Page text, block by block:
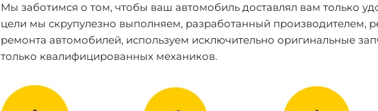
Мы заботимся о том, чтобы ваш автомобиль доставлял вам только
цели мы скрупулезно выполняем, разработанный производителем,
ремонта автомобилей, используем исключительно оригинальные
только квалифицированных механиков.